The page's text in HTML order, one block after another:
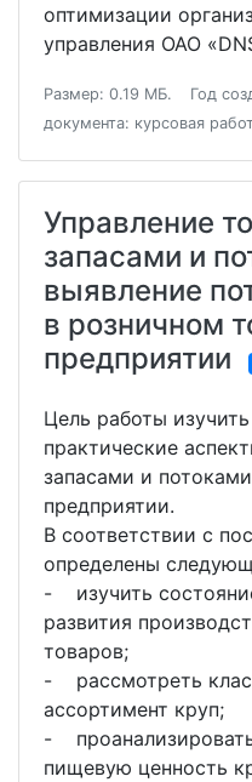
оптимизации
управления ОАО
Размер: 0.19 МБ. Год
документа: курсовая
Управление
запасами и
выявление
в розничном
предприятии
Цель работы
практические
запасами и
предприятии.
В соответствии с
определены
- изучить
развития
товаров;
- рассмотреть
ассортимент круп;
-
пищевую ценность